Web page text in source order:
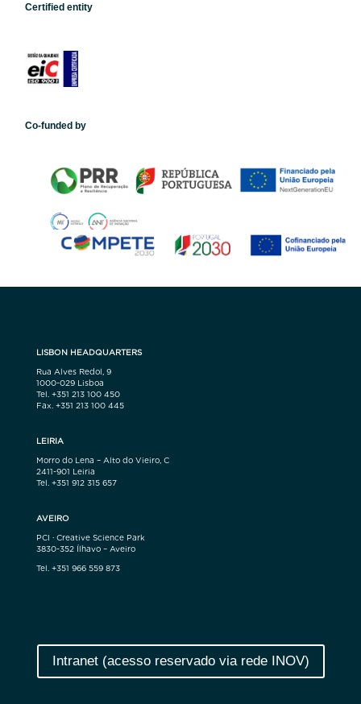
Certified entity
Co-funded by
LISBON HEADQUARTERS
Rua Alves Redol, 9
1000-029 Lisboa
Tel. +351 213 100 450
Fax. +351 213 100 445
LEIRIA
Morro do Lena – Alto do Vieiro, C
2411-901 Leiria
Tel. +351 912 315 657
AVEIRO
PCI · Creative Science Park
3830-352 Ílhavo – Aveiro
Tel. +351 966 559 873
Intranet (acesso reservado via rede INOV)